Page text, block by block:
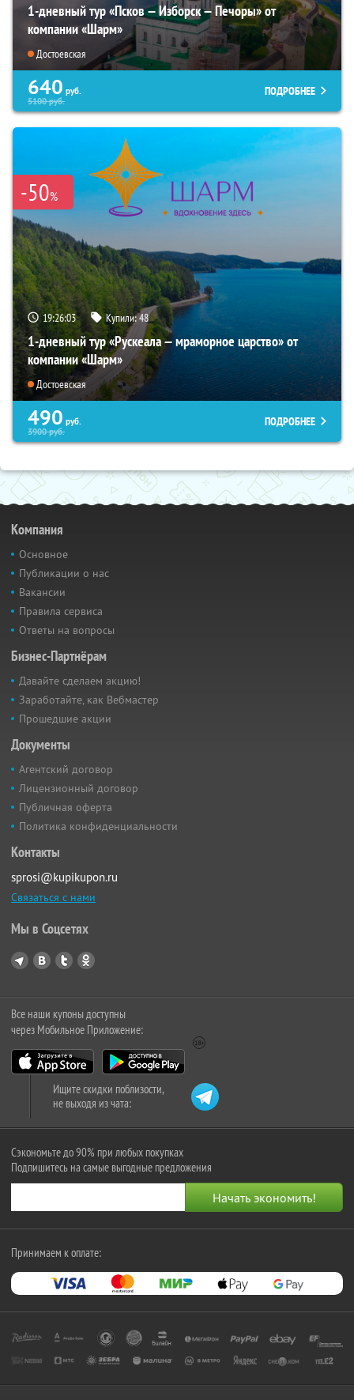
1-дневный тур «Псков — Изборск — Печоры» от
компании «Шарм»
Достоевская
640 руб.
5100руб.
ПОДРОБНЕЕ
-50%
19:26:01 Купили:48
1-дневный тур «Рускеала — мраморное царство» от
компании «Шарм»
Достоевская
490 руб.
3900руб.
ПОДРОБНЕЕ
Компания
Основное
Публикации о нас
Вакансии
Правила сервиса
Ответы на вопросы
Бизнес-Партнёрам
Давайте сделаем акцию!
Заработайте, как Вебмастер
Прошедшие акции
Документы
Агентский договор
Лицензионный договор
Публичная оферта
Политика конфиденциальности
Контакты
sprosi@kupikupon.ru
Связаться с нами
Мы в Соцсетях
Все наши купоны доступны
через Мобильное Приложение:
Ищите скидки поблизости,
не выходя из чата:
Сэкономьте до 90% при любых покупках
Подпишитесь на самые выгодные предложения
Принимаем к оплате: